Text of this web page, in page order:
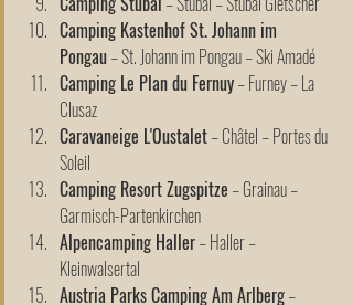
Camping Kastenhof St. Johann im
Pongau – St. Johann im Pongau – Ski Amadé
Camping Le Plan du Fernuy – Furney – La
Clusaz
Caravaneige L'Oustalet – Châtel – Portes du
Soleil
Camping Resort Zugspitze – Grainau –
Garmisch-Partenkirchen
Alpencamping Haller – Haller –
Kleinwalsertal
Austria Parks Camping Am Arlberg –